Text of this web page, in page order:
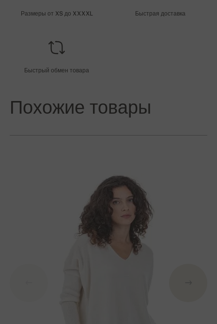
Размеры от XS до XXXXL Быстрая доставка
Быстрый обмен товара
Похожие товары